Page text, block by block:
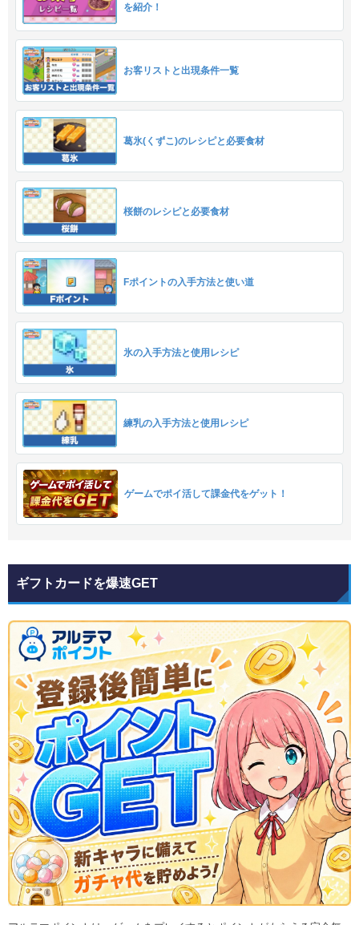
を紹介！
お客リストと出現条件一覧
葛氷(くずこ)のレシピと必要食材
桜餅のレシピと必要食材
Fポイントの入手方法と使い道
氷の入手方法と使用レシピ
練乳の入手方法と使用レシピ
ゲームでポイ活して課金代をゲット！
ギフトカードを爆速GET